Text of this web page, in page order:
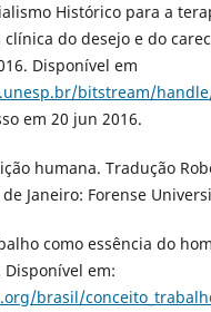
Histórico para a
do desejo e do
Disponível em
bitstream/
em 20 jun 2016.
humana. Tradução
Janeiro: Forense
como essência do
Disponível em:
brasil/